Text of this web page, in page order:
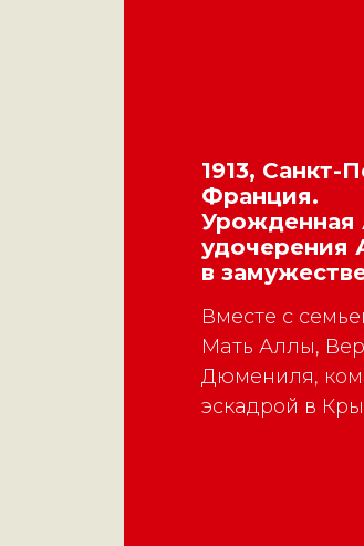
1913, Санкт-
Франция.
Урожденная
удочерения
в
Вместе с
Мать Аллы,
Дюмениля,
эскадрой в